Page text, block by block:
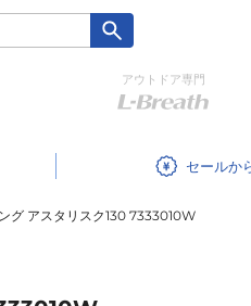
アウトドア専門
セール
グ アスタリスク130 7333010W